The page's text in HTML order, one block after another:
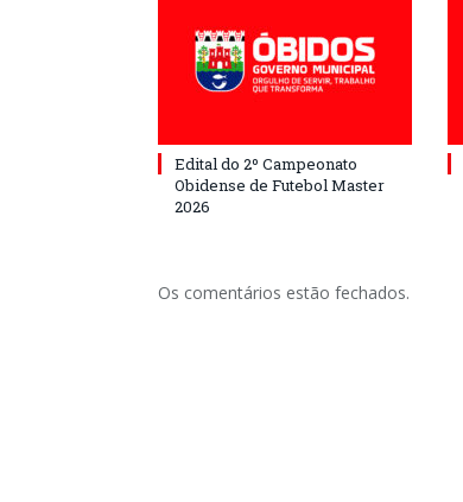
Edital do 2º Campeonato
Obidense de Futebol Master
2026
Os comentários estão fechados.